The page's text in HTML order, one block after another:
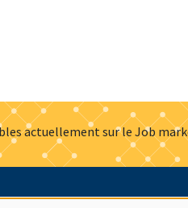
actuellement sur le Job
Mentions légales